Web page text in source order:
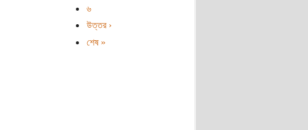
৬
উত্তর ›
শেষ »